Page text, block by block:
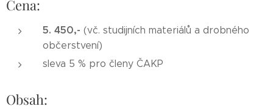
Cena:
5. 450,- (vč. studijních materiálů a drobného
občerstvení)
sleva 5 % pro členy ČAKP
Obsah: